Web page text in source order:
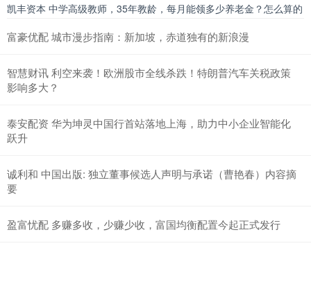
凯丰资本 中学高级教师，35年教龄，每月能领多少养老金？怎么算的
富豪优配 城市漫步指南：新加坡，赤道独有的新浪漫
智慧财讯 利空来袭！欧洲股市全线杀跌！特朗普汽车关税政策
影响多大？
泰安配资 华为坤灵中国行首站落地上海，助力中小企业智能化
跃升
诚利和 中国出版: 独立董事候选人声明与承诺（曹艳春）内容摘
要
盈富忧配 多赚多收，少赚少收，富国均衡配置今起正式发行